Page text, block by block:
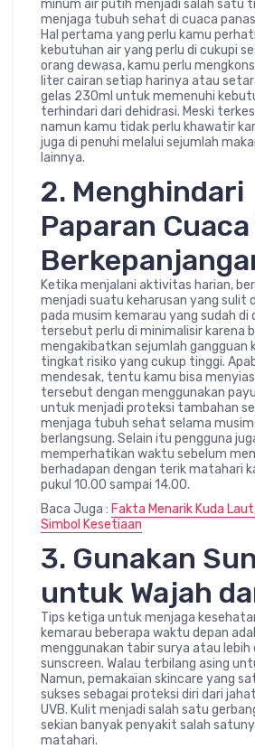
minum air putih menjadi salah satu
menjaga tubuh sehat di cuaca
Hal pertama yang perlu kamu
kebutuhan air yang perlu di cukupi
orang dewasa, kamu perlu
liter cairan setiap harinya atau
gelas 230ml untuk memenuhi
terhindari dari dehidrasi. Meski
namun kamu tidak perlu khawatir
juga di penuhi melalui sejumlah
lainnya.
2. Menghindari
Paparan
Ketika menjalani aktivitas harian,
menjadi suatu keharusan yang sulit
pada musim kemarau yang sudah di
tersebut perlu di minimalisir karena
mengakibatkan sejumlah gangguan
tingkat risiko yang cukup tinggi.
mendesak, tentu kamu bisa
tersebut dengan menggunakan
untuk menjadi proteksi tambahan
menjaga tubuh sehat selama
berlangsung. Selain itu pengguna
memperhatikan waktu sebelum
berhadapan dengan terik matahari
pukul 10.00 sampai 14.00.
Baca Juga : Fakta Menarik Kuda
Simbol Kesetiaan
3. Gunakan
untuk Wajah
Tips ketiga untuk menjaga
kemarau beberapa waktu depan
menggunakan tabir surya atau lebih
sunscreen. Walau terbilang asing
Namun, pemakaian skincare yang
sukses sebagai proteksi diri dari
UVB. Kulit menjadi salah satu
sekian banyak penyakit salah
matahari.